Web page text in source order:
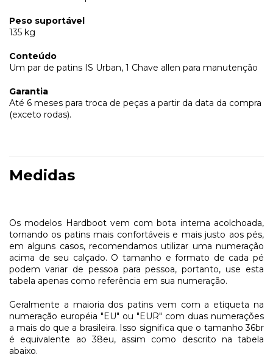
Peso suportável
135 kg
Conteúdo
Um par de patins IS Urban, 1 Chave allen para manutenção
Garantia
Até 6 meses para troca de peças a partir da data da compra
(exceto rodas).
Medidas
Os modelos Hardboot vem com bota interna acolchoada,
tornando os patins mais confortáveis e mais justo aos pés,
em alguns casos, recomendamos utilizar uma numeração
acima de seu calçado. O tamanho e formato de cada pé
podem variar de pessoa para pessoa, portanto, use esta
tabela apenas como referência em sua numeração.
Geralmente a maioria dos patins vem com a etiqueta na
numeração européia "EU" ou "EUR" com duas numerações
a mais do que a brasileira. Isso significa que o tamanho 36br
é equivalente ao 38eu, assim como descrito na tabela
abaixo.